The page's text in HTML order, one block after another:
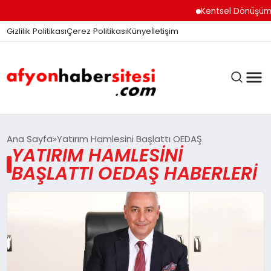
Kentsel Dönüşüm
Gizlilik PolitikasıÇerez PolitikasıKünyeİletişim
ANASAYFA
GÜNDEM
Ana Sayfa Yatırım Hamlesini Başlattı OEDAŞ
YATIRIM HAMLESINI
BAŞLATTI OEDAŞ HABERLERI